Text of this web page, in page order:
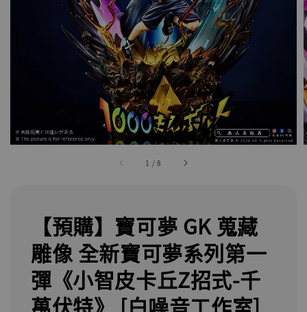
1 /8
【預購】寶可夢 GK 蒐藏
雕像 全新寶可夢系列第一
彈《小智皮卡丘Z招式-千
萬伏特》 [白噪音工作室]